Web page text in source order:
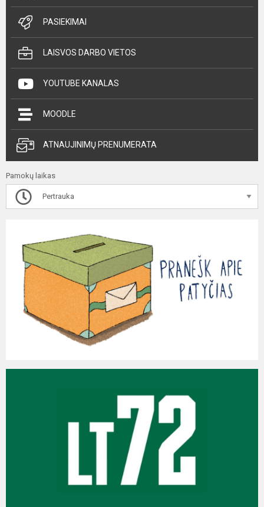
PASIEKIMAI
LAISVOS DARBO VIETOS
YOUTUBE KANALAS
MOODLE
ATNAUJINIMŲ PRENUMERATA
Pamokų laikas
Pertrauka